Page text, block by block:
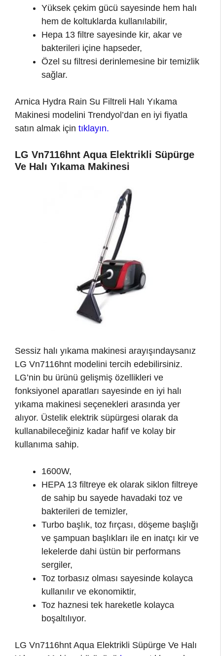
Yüksek çekim gücü sayesinde hem halı
hem de koltuklarda kullanılabilir,
Hepa 13 filtre sayesinde kir, akar ve
bakterileri içine hapseder,
Özel su filtresi derinlemesine bir temizlik
sağlar.
Arnica Hydra Rain Su Filtreli Halı Yıkama
Makinesi modelini Trendyol’dan en iyi fiyatla
satın almak için tıklayın.
LG Vn7116hnt Aqua Elektrikli Süpürge
Ve Halı Yıkama Makinesi
Sessiz halı yıkama makinesi arayışındaysanız
LG Vn7116hnt modelini tercih edebilirsiniz.
LG’nin bu ürünü gelişmiş özellikleri ve
fonksiyonel aparatları sayesinde en iyi halı
yıkama makinesi seçenekleri arasında yer
alıyor. Üstelik elektrik süpürgesi olarak da
kullanabileceğiniz kadar hafif ve kolay bir
kullanıma sahip.
1600W,
HEPA 13 filtreye ek olarak siklon filtreye
de sahip bu sayede havadaki toz ve
bakterileri de temizler,
Turbo başlık, toz fırçası, döşeme başlığı
ve şampuan başlıkları ile en inatçı kir ve
lekelerde dahi üstün bir performans
sergiler,
Toz torbasız olması sayesinde kolayca
kullanılır ve ekonomiktir,
Toz haznesi tek hareketle kolayca
boşaltılıyor.
LG Vn7116hnt Aqua Elektrikli Süpürge Ve Halı